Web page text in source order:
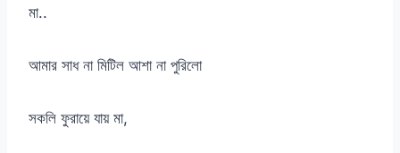
মা..
আমার সাধ না মিটিল আশা না পুরিলো
সকলি ফুরায়ে যায় মা,